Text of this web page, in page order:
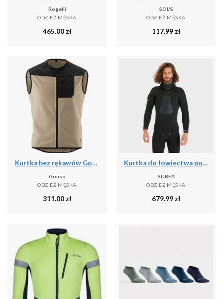
Rogelli
ODZIEŻ MĘSKA
465.00 zł
SOL'S
ODZIEŻ MĘSKA
117.99 zł
Kurtka bez rękawów Gonso Adventure
Gonso
ODZIEŻ MĘSKA
311.00 zł
Kurtka do łowiectwa podwodnego męska Subea SPF 900 z gładkiego neoprenu 7 mm
SUBEA
ODZIEŻ MĘSKA
679.99 zł